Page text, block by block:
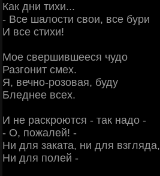
Как дни тихи...
- Все шалости свои, все бури
И все стихи!
Мое свершившееся чудо
Разгонит смех.
Я, вечно-розовая, буду
Бледнее всех.
И не раскроются - так надо -
- О, пожалей! -
Ни для заката, ни для взгляда,
Ни для полей -